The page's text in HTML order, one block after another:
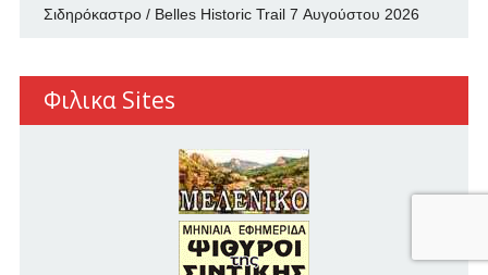
Σιδηρόκαστρο / Belles Historic Trail 7 Αυγούστου 2026
Φιλικα Sites